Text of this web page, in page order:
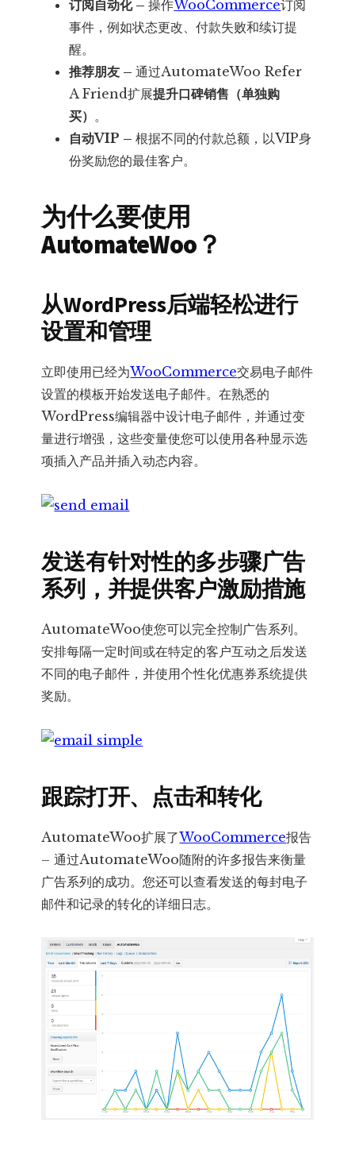
订阅自动化 –操作WooCommerce订阅
事件，例如状态更改、付款失败和续订提
醒。
推荐朋友 –通过AutomateWoo Refer
A Friend扩展提升口碑销售（单独购
买） 。
自动VIP –根据不同的付款总额，以VIP身
份奖励您的最佳客户。
为什么要使用
AutomateWoo？
从WordPress后端轻松进行
设置和管理
立即使用已经为WooCommerce交易电子邮件
设置的模板开始发送电子邮件。在熟悉的
WordPress编辑器中设计电子邮件，并通过变
量进行增强，这些变量使您可以使用各种显示选
项插入产品并插入动态内容。
发送有针对性的多步骤广告
系列，并提供客户激励措施
AutomateWoo使您可以完全控制广告系列。
安排每隔一定时间或在特定的客户互动之后发送
不同的电子邮件，并使用个性化优惠券系统提供
奖励。
跟踪打开、点击和转化
AutomateWoo扩展了WooCommerce报告
– 通过AutomateWoo随附的许多报告来衡量
广告系列的成功。您还可以查看发送的每封电子
邮件和记录的转化的详细日志。